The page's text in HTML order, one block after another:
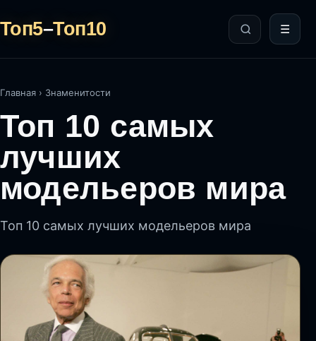
Топ5–Топ10 ☰
Главная › Знаменитости
Топ 10 самых
лучших
модельеров мира
Топ 10 самых лучших модельеров мира